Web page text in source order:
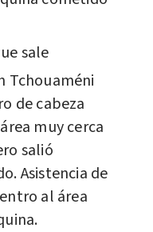
sale
Tchouaméni
de cabeza
muy cerca
salió
Asistencia de
al área